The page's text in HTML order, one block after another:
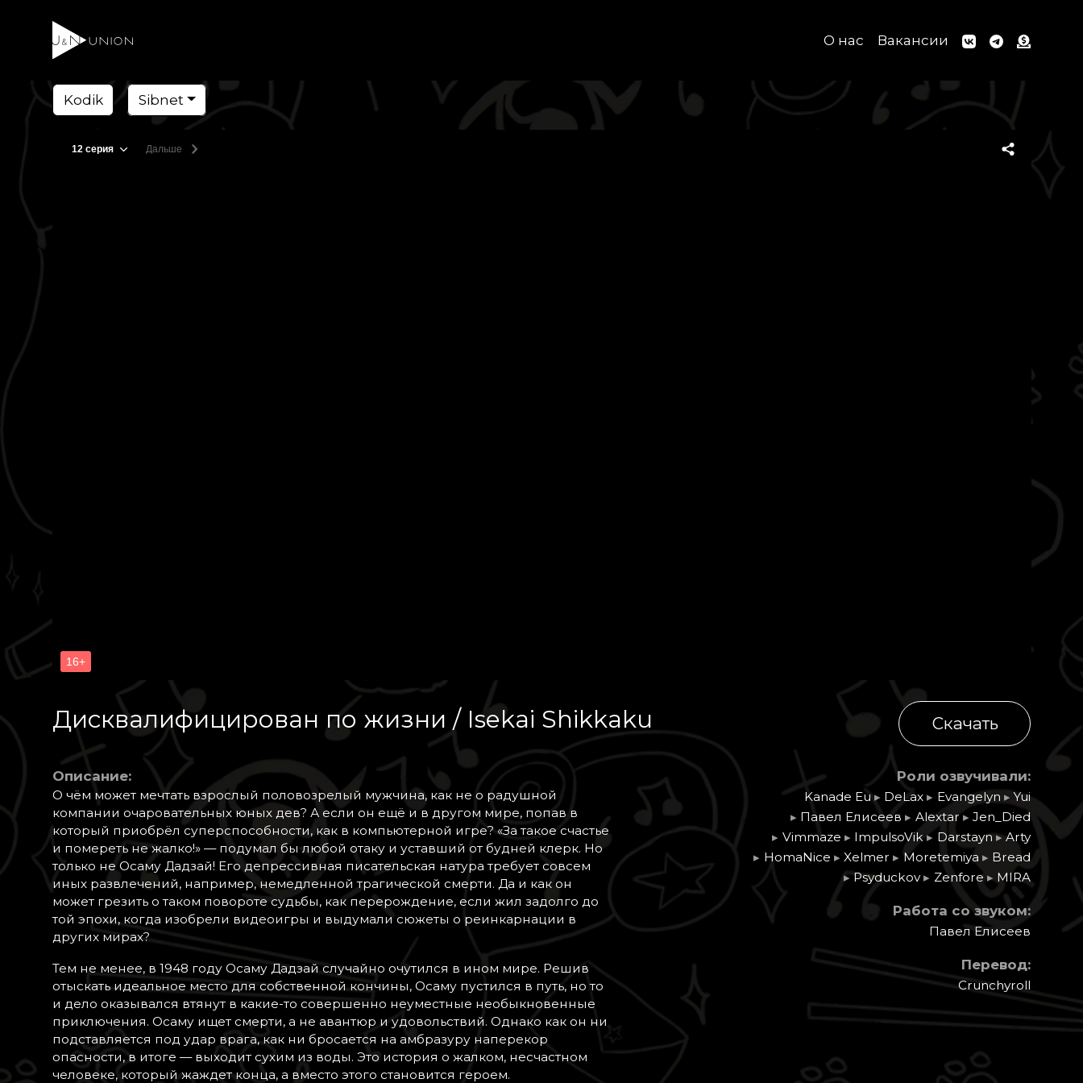
О нас Вакансии
Kodik Sibnet
Дисквалифицирован по жизни / Isekai Shikkaku Скачать
Описание:
О чём может мечтать взрослый половозрелый мужчина, как не о радушной
компании очаровательных юных дев? А если он ещё и в другом мире, попав в
который приобрёл суперспособности, как в компьютерной игре? «За такое счастье
и помереть не жалко!» — подумал бы любой отаку и уставший от будней клерк. Но
только не Осаму Дадзай! Его депрессивная писательская натура требует совсем
иных развлечений, например, немедленной трагической смерти. Да и как он
может грезить о таком повороте судьбы, как перерождение, если жил задолго до
той эпохи, когда изобрели видеоигры и выдумали сюжеты о реинкарнации в
других мирах?
Тем не менее, в 1948 году Осаму Дадзай случайно очутился в ином мире. Решив
отыскать идеальное место для собственной кончины, Осаму пустился в путь, но то
и дело оказывался втянут в какие-то совершенно неуместные необыкновенные
приключения. Осаму ищет смерти, а не авантюр и удовольствий. Однако как он ни
подставляется под удар врага, как ни бросается на амбразуру наперекор
опасности, в итоге — выходит сухим из воды. Это история о жалком, несчастном
человеке, который жаждет конца, а вместо этого становится героем.
Роли озвучивали:
Kanade Eu ▸ DeLax ▸ Evangelyn ▸ Yui
▸ Павел Елисеев ▸ Alextar ▸ Jen_Died
▸ Vimmaze ▸ ImpulsoVik ▸ Darstayn ▸ Arty
▸ HomaNice ▸ Xelmer ▸ Moretemiya ▸ Bread
▸ Psyduckov ▸ Zenfore ▸ MIRA
Работа со звуком:
Павел Елисеев
Перевод:
Crunchyroll